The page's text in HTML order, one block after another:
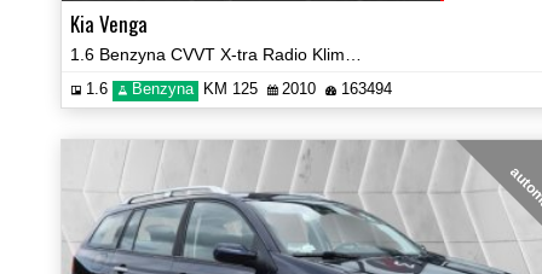
Kia Venga
1.6 Benzyna KM 125 2010 163494